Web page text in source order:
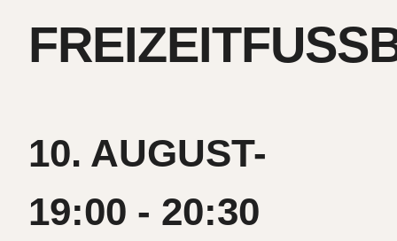
10. AUGUST-
19:00 - 20:30